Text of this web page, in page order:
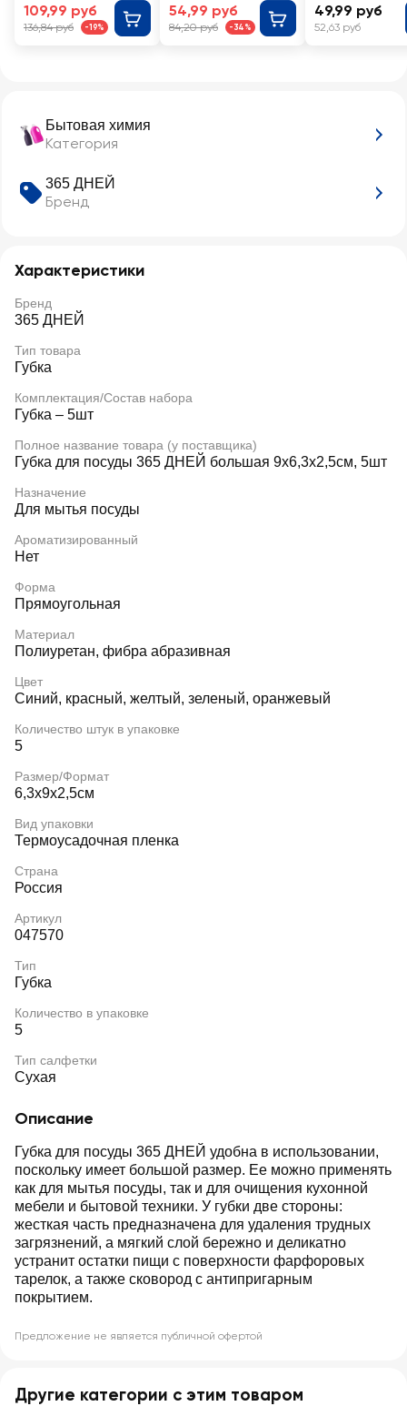
Бытовая химия
Категория
365 ДНЕЙ
Бренд
Характеристики
Бренд
365 ДНЕЙ
Тип товара
Губка
Комплектация/Состав набора
Губка – 5шт
Полное название товара (у поставщика)
Губка для посуды 365 ДНЕЙ большая 9х6,3х2,5см, 5шт
Назначение
Для мытья посуды
Ароматизированный
Нет
Форма
Прямоугольная
Материал
Полиуретан, фибра абразивная
Цвет
Синий, красный, желтый, зеленый, оранжевый
Количество штук в упаковке
5
Размер/Формат
6,3х9х2,5см
Вид упаковки
Термоусадочная пленка
Страна
Россия
Артикул
047570
Тип
Губка
Количество в упаковке
5
Тип салфетки
Сухая
Описание
Губка для посуды 365 ДНЕЙ удобна в использовании,
поскольку имеет большой размер. Ее можно применять
как для мытья посуды, так и для очищения кухонной
мебели и бытовой техники. У губки две стороны:
жесткая часть предназначена для удаления трудных
загрязнений, а мягкий слой бережно и деликатно
устранит остатки пищи с поверхности фарфоровых
тарелок, а также сковород с антипригарным
покрытием.
Предложение не является публичной офертой
109,99 руб
136,84 руб -19%
54,99 руб
84,20 руб -34%
49,99 руб
52,63 руб
Другие категории с этим товаром